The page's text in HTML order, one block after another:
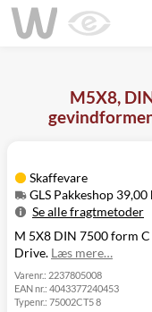
M5X8,
Skaffevare
GLS Pakkeshop
Se alle fragtmetoder
Metode
Pris
GLS
M 5X8 DIN 7500 form
Drive. Læs mere…
Varenr.: 2237805008
EAN nr.: 4043377240453
Typenr.: 75002CT5 8
Mangler chatten?
Ret samtykke!